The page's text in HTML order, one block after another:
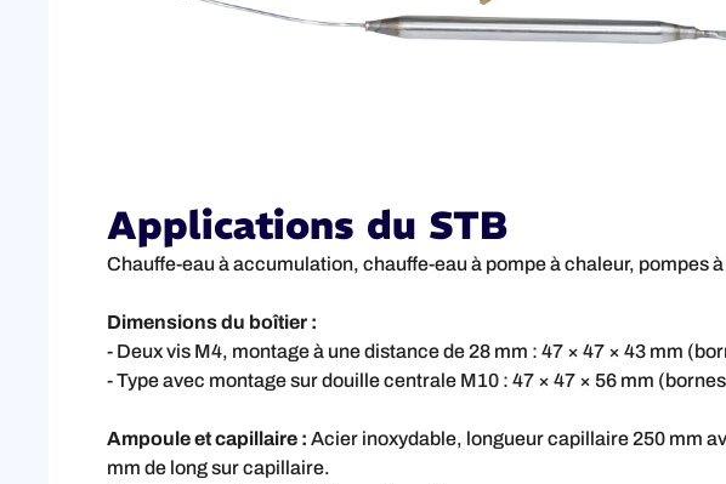
Applications du STB
Chauffe-eau à accumulation, chauffe-eau à pompe à chaleur,
Dimensions du boîtier :
- Deux vis M4, montage à une distance de 28 mm : 47 × 47 × 43 mm
- Type avec montage sur douille centrale M10 : 47 × 47 × 56 mm
Ampoule et capillaire : Acier inoxydable, longueur capillaire 250 mm
mm de long sur capillaire.